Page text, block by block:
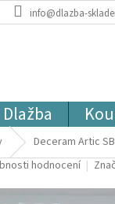
info@dlazba-
Dlažba
Deceram Artic
hodnocení